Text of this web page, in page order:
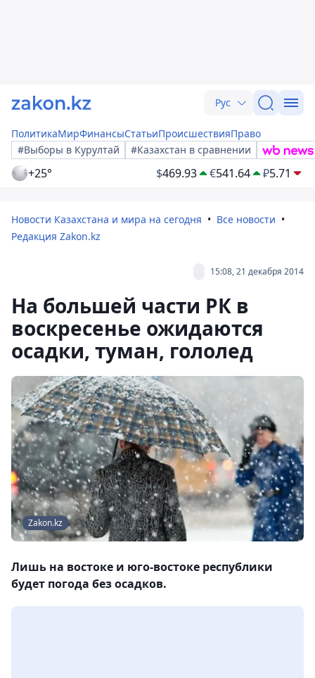
Рус
ПолитикаМирФинансыСтатьиПроисшествияПраво
#Выборы в Курултай
#Казахстан в сравнении
+25° $469.93 €541.64 ₽5.71
Новости Казахстана и мира на сегодня
Все новости
Редакция Zakon.kz
15:08, 21 декабря 2014
На большей части РК в
воскресенье ожидаются
осадки, туман, гололед
Zakon.kz
Лишь на востоке и юго-востоке республики
будет погода без осадков.